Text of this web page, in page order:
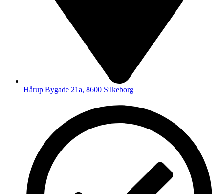
Hårup Bygade 21a, 8600 Silkeborg